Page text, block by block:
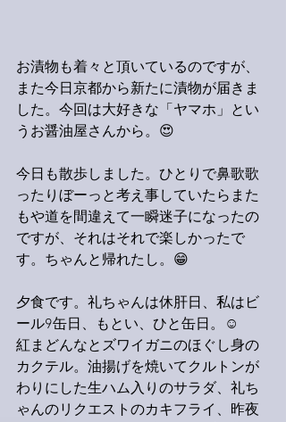
お漬物も着々と頂いているのですが、
また今日京都から新たに漬物が届きま
した。今回は大好きな「ヤマホ」とい
うお醤油屋さんから。😍
今日も散歩しました。ひとりで鼻歌歌
ったりぼーっと考え事していたらまた
もや道を間違えて一瞬迷子になったの
ですが、それはそれで楽しかったで
す。ちゃんと帰れたし。😁
夕食です。礼ちゃんは休肝日、私はビ
ール9缶日、もとい、ひと缶日。☺️
紅まどんなとズワイガニのほぐし身の
カクテル。油揚げを焼いてクルトンが
わりにした生ハム入りのサラダ、礼ち
ゃんのリクエストのカキフライ、昨夜